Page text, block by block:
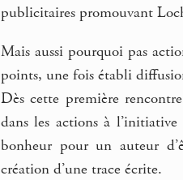
publicitaires promouvant
Mais aussi pourquoi pas
points, une fois établi
Dès cette première
dans les actions à
bonheur pour un auteur
création d’une trace écrite.